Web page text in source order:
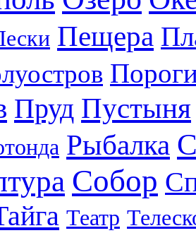
Пещера
Пруд Пустыня
Рыбалка
Собор
Театр